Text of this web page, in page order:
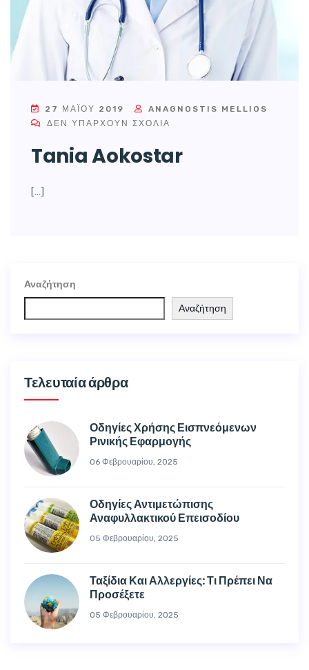
27 ΜΑΪ́ΟΥ 2019
ANAGNOSTIS MELLIOS
ΔΕΝ ΥΠΆΡΧΟΥΝ ΣΧΌΛΙΑ
Tania Aokostar
[…]
Αναζήτηση
Αναζήτηση
Τελευταία άρθρα
Οδηγίες Χρήσης Εισπνεόμενων
Ρινικής Εφαρμογής
06 Φεβρουαρίου, 2025
Οδηγίες Αντιμετώπισης
Αναφυλλακτικού Επεισοδίου
05 Φεβρουαρίου, 2025
Ταξίδια Και Αλλεργίες: Τι Πρέπει Να
Προσέξετε
05 Φεβρουαρίου, 2025